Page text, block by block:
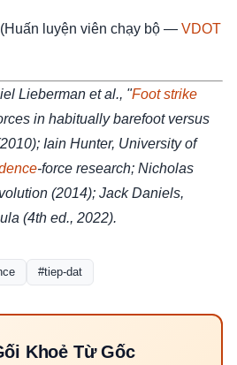
(Huấn luyện viên chạy bộ — VDOT
Lieberman et al., "Foot strike
in habitually barefoot versus
Iain Hunter, University of
-force research; Nicholas
(2014); Jack Daniels,
(4th ed., 2022).
#tiep-dat
Khoẻ Từ Gốc